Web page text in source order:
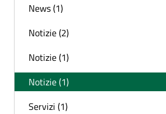
News (1)
Notizie (2)
Notizie (1)
Notizie (1)
Servizi (1)